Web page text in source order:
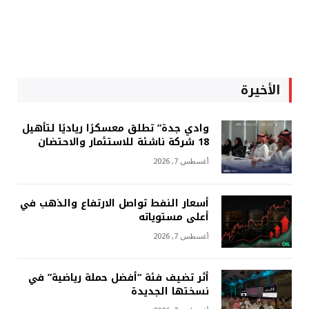
الأخيرة
وادي جدة” تطلق معسكرًا رياديًا لتأهيل
18 شركة ناشئة للاستثمار والاحتضان
أغسطس 7, 2026
أسعار النفط تواصل الارتفاع والذهب في
أعلى مستوياته
أغسطس 7, 2026
أثر تضيف فئة “أفضل حملة رياضية” في
نسختها الجديدة